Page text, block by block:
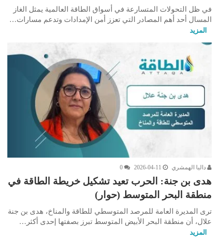
في ظل التحولات المتسارعة في أسواق الطاقة العالمية يمثل الغاز
المسال أحد أهم المصادر التي تعزز أمن الإمدادات وتدعم مسارات…
المزيد
داليا الهمشري 2026-04-11
0
هدى بن جنة: الحرب تعيد تشكيل خريطة الطاقة في
منطقة البحر المتوسط (حوار)
ترى المديرة العامة للمرصد المتوسطي للطاقة والمناخ، هدى بن جنة
علال، أن منطقة البحر الأبيض المتوسط تبرز بصفتها إحدى أكثر…
المزيد